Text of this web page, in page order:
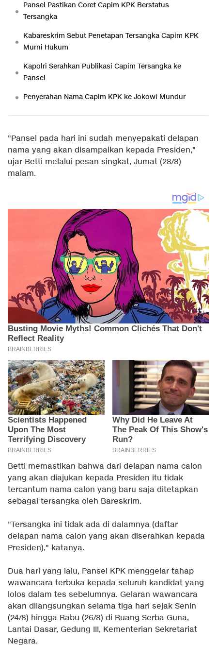
Pansel Pastikan Coret Capim KPK Berstatus
Tersangka
Kabareskrim Sebut Penetapan Tersangka Capim KPK
Murni Hukum
Kapolri Serahkan Publikasi Capim Tersangka ke
Pansel
Penyerahan Nama Capim KPK ke Jokowi Mundur
"Pansel pada hari ini sudah menyepakati delapan
nama yang akan disampaikan kepada Presiden,"
ujar Betti melalui pesan singkat, Jumat (28/8)
malam.
Betti memastikan bahwa dari delapan nama calon
yang akan diajukan kepada Presiden itu tidak
tercantum nama calon yang baru saja ditetapkan
sebagai tersangka oleh Bareskrim.
"Tersangka ini tidak ada di dalamnya (daftar
delapan nama calon yang akan diserahkan kepada
Presiden)," katanya.
Dua hari yang lalu, Pansel KPK menggelar tahap
wawancara terbuka kepada seluruh kandidat yang
lolos dalam tes sebelumnya. Gelaran wawancara
akan dilangsungkan selama tiga hari sejak Senin
(24/8) hingga Rabu (26/8) di Ruang Serba Guna,
Lantai Dasar, Gedung III, Kementerian Sekretariat
Negara.